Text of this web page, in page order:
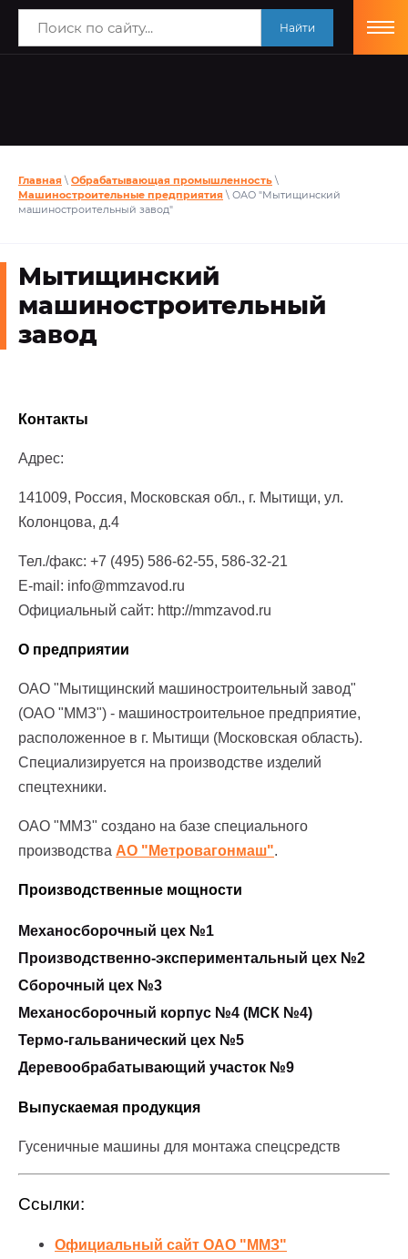
Найти
Главная \ Обрабатывающая промышленность \
Машиностроительные предприятия \ ОАО "Мытищинский
машиностроительный завод"
Мытищинский
машиностроительный
завод
Контакты
Адрес:
141009, Россия, Московская обл., г. Мытищи, ул.
Колонцова, д.4
Тел./факс: +7 (495) 586-62-55, 586-32-21
E-mail: info@mmzavod.ru
Официальный сайт: http://mmzavod.ru
О предприятии
ОАО "Мытищинский машиностроительный завод"
(ОАО "ММЗ") - машиностроительное предприятие,
расположенное в г. Мытищи (Московская область).
Специализируется на производстве изделий
спецтехники.
ОАО "ММЗ" создано на базе специального
производства АО "Метровагонмаш".
Производственные мощности
Механосборочный цех №1
Производственно-экспериментальный цех №2
Сборочный цех №3
Механосборочный корпус №4 (МСК №4)
Термо-гальванический цех №5
Деревообрабатывающий участок №9
Выпускаемая продукция
Гусеничные машины для монтажа спецсредств
Ссылки:
Официальный сайт ОАО "ММЗ"